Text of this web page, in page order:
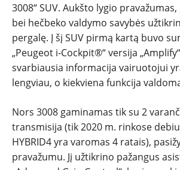
3008“ SUV. Aukšto lygio
bei hečbeko valdymo savybės
pergalę. Į šį SUV pirmą kartą buvo
„Peugeot i-Cockpit®“ versija
svarbiausia informacija vairuotojui
lengviau, o kiekviena funkcija
Nors 3008 gaminamas tik su 2
transmisija (tik 2020 m. rinkose
HYBRID4 yra varomas 4 ratais),
pravažumu. Jį užtikrino pažangus